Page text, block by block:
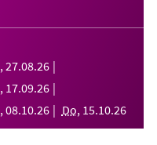
, 27.08.26
, 17.09.26
, 08.10.26 Do, 15.10.26